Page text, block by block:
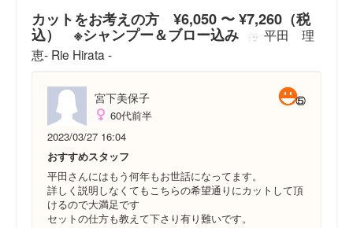
カットをお考えの方 ¥6,050 〜 ¥7,260（税
込） ※シャンプー＆ブロー込み
平田 理
恵- Rie Hirata -
宮下美保子
60代前半
2023/03/27 16:04
おすすめスタッフ
平田さんにはもう何年もお世話になってます。
詳しく説明しなくてもこちらの希望通りにカットして頂
けるので大満足です
セットの仕方も教えて下さり有り難いです。